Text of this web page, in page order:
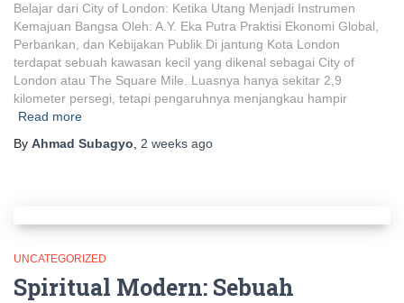
Belajar dari City of London: Ketika Utang Menjadi Instrumen
Kemajuan Bangsa Oleh: A.Y. Eka Putra Praktisi Ekonomi Global,
Perbankan, dan Kebijakan Publik Di jantung Kota London
terdapat sebuah kawasan kecil yang dikenal sebagai City of
London atau The Square Mile. Luasnya hanya sekitar 2,9
kilometer persegi, tetapi pengaruhnya menjangkau hampir
Read more
By Ahmad Subagyo 2 weeks ago
UNCATEGORIZED
Spiritual Modern: Sebuah